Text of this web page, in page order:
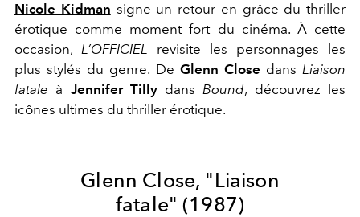
Nicole Kidman signe un retour en grâce du thriller
érotique comme moment fort du cinéma. À cette
occasion, L’OFFICIEL revisite les personnages les
plus stylés du genre. De Glenn Close dans Liaison
fatale à Jennifer TillydansBound, découvrez les
icônes ultimes du thriller érotique.
Glenn Close, "Liaison
fatale" (1987)